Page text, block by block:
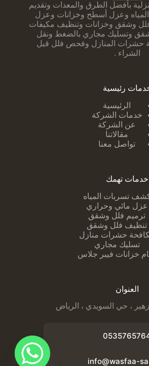
بأفضل الطرق والمعدات وتقديم
وعزل أسطح وخزانات وعزل
وشقق وخزانات وتنظيف مكيفات
وتسليك مجاري بالضغط ونقل
حشرات المنازل وفحص فلل قبل
الشراء .
رئيسية
الرئيسية
خدمات الشركة
عن الشركة
مقالاتنا
تواصل معنا
خدمات تهمك
تسربات ا لمياه
عزل مائي وحراري
ترميم فلل وشقق
تنظيف فلل وشقق
حشرات منازل
تسليك مجاري
خزانات فيبر جلاس
العنوان
، حي السويدي ، الرياض
info@wasfaa-